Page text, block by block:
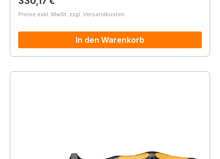
Preise exkl. MwSt. zzgl. Versandkosten
In den Warenkorb